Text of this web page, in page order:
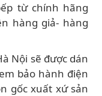
từ chính hãng
hàng giả- hàng
Nội sẽ được dán
bảo hành điện
gốc xuất xứ sản